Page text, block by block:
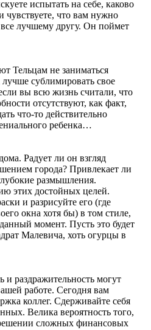
испытать на себе, каково
что вам нужно
лучшему другу. Он поймет
Тельцам не заниматься
сублимировать свое
вы всю жизнь считали, что
отсутствуют, как факт,
что-то действительно
ребенка…
Радует ли он взгляд
города? Привлекает ли
размышления.
этих достойных целей.
и разрисуйте его (где
окна хотя бы) в том стиле,
момент. Пусть это будет
Малевича, хоть огурцы в
и раздражительность могут
работе. Сегодня вам
коллег. Сдерживайте себя
Велика вероятность того,
сложных финансовых